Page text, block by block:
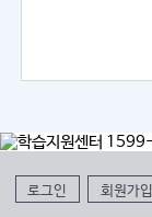
로그인 회원가입